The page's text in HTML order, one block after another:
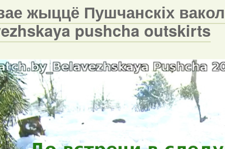
жыццё Пушчанскіх
pushcha outskirts